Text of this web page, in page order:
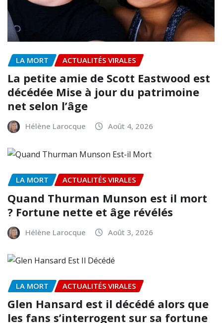
LA MORT ACTUALITÉS VIRALES
La petite amie de Scott Eastwood est
décédée Mise à jour du patrimoine
net selon l’âge
Hélène Larocque Août 4, 2026
LA MORT ACTUALITÉS VIRALES
Quand Thurman Munson est il mort
? Fortune nette et âge révélés
Hélène Larocque Août 3, 2026
LA MORT ACTUALITÉS VIRALES
Glen Hansard est il décédé alors que
les fans s’interrogent sur sa fortune